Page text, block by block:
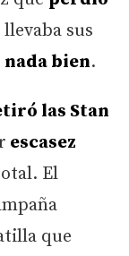
llevaba sus
bien.
las Stan
escasez
El
que